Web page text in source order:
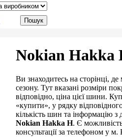
Nokian Hakka
Ви знаходитесь на сторінці,
сезону. Тут вказані розміри
відповідно, ціна цієї шини.
«купити», у рядку
кількість шин та інформацію
Nokian Hakka H. Є
консультації за телефоном у